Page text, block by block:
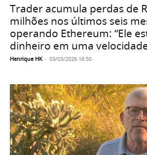
Trader acumula perdas de
milhões nos últimos seis
operando Ethereum: “Ele
dinheiro em uma
Henrique HK - 03/03/2026 16:50